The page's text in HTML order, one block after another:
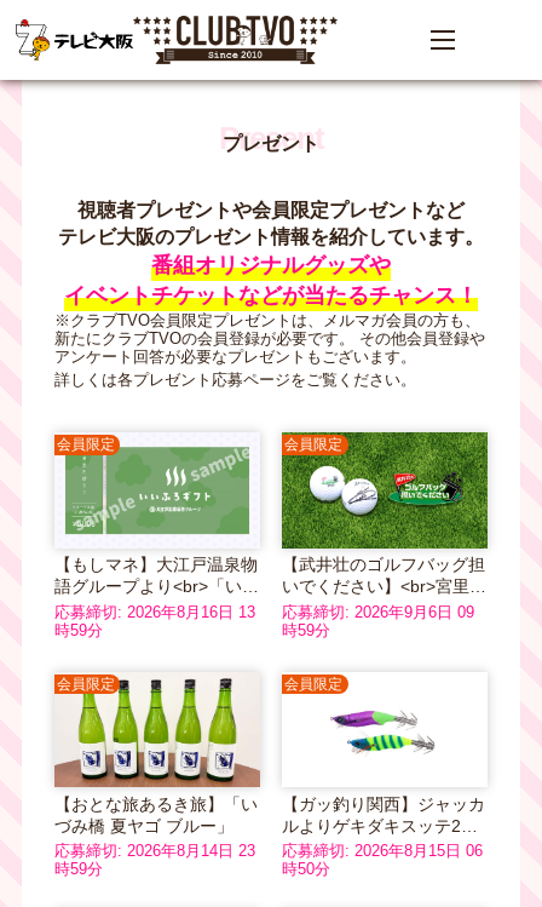
プレゼント
視聴者プレゼントや会員限定プレゼントなど
テレビ大阪のプレゼント情報を紹介しています。
番組オリジナルグッズや
イベントチケットなどが当たるチャンス！
※クラブTVO会員限定プレゼントは、
メルマガ会員の方も、
新たにクラブTVOの会員登録が必要です。
その他会員登録や
アンケート回答が必要なプレゼントもございます。
詳しくは各プレゼント応募ページをご覧ください。
会員限定
【もしマネ】大江戸温泉物
語グループより<br>「いい
ふろギフト」５万円分
応募締切: 2026年8月16日 13
時59分
会員限定
【武井壮のゴルフバッグ担
いでください】<br>宮里優
作プロサインボール入り番
組オリジナルゴルフボール
応募締切: 2026年9月6日 09
時59分
会員限定
【おとな旅あるき旅】「い
づみ橋 夏ヤゴ ブルー」
応募締切: 2026年8月14日 23
時59分
会員限定
【ガッ釣り関西】ジャッカ
ルよりゲキダキスッテ2個
セット
応募締切: 2026年8月15日 06
時50分